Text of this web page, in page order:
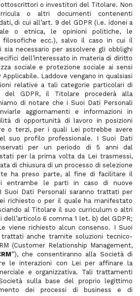
o investitori del Titolare. Non
o altri documenti contenenti
di cui all’art. 9 del GDPR (i.e. idonei a
o etnica, le opinioni politiche, le
filosofiche ecc.), salvo il caso in cui il
necessario per assolvere gli obblighi
dell’interessato in materia di diritto
sociale e protezione sociale ai sensi
Laddove vengano in qualsiasi
relative a tali categorie particolari di
GDPR, il Titolare procederà alla
di notare che i Suoi Dati Personali
aggiornamenti e informazioni in
di opportunità di lavoro in posizioni
o terzi, per i quali Lei potrebbe avere
suo profilo professionale. I Suoi Dati
per un periodo di 5 anni dal
per la prima volta da Lei trasmessi,
di chiusura di un processo di selezione
ha preso parte, al fine di facilitare il
entrambe le parti in caso di nuove
Suoi Dati Personali saranno trattati per
richiesto o per il quale ha manifestato
al Titolare il suo curriculum o altri
6 comma 1 let. b) del GDPR;
viene richiesto alcun consenso. I Suoi
trattati anche tramite soluzioni tecnico-
(Customer Relationship Management,
”), che consentiranno alla Società di
le interazioni con Lei per affinare la
e organizzativa. Tali trattamenti
sulla base del proprio legittimo
dei processi di business e di